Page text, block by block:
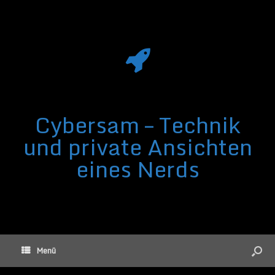
Cybersam – Technik
und private Ansichten
eines Nerds
Menü